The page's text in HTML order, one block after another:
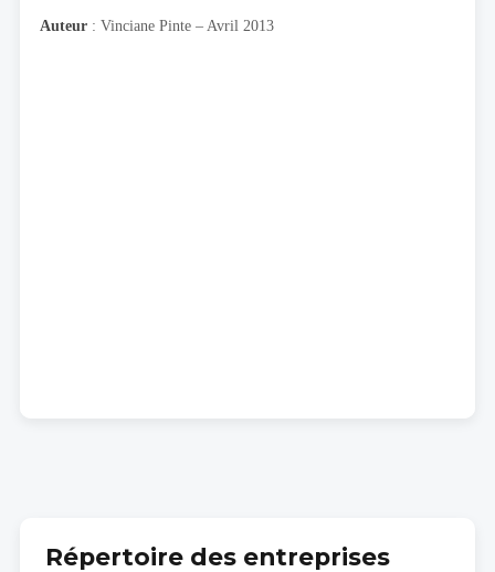
Auteur : Vinciane Pinte – Avril 2013
Répertoire des entreprises